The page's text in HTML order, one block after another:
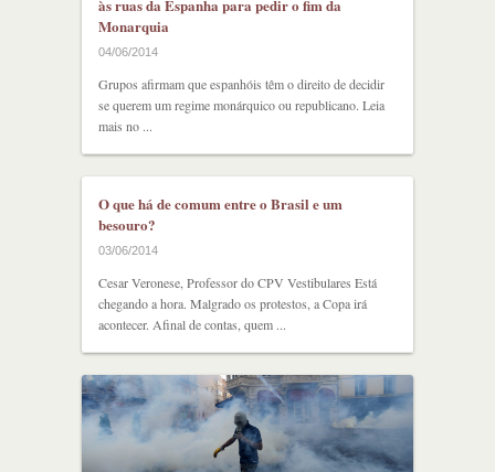
às ruas da Espanha para pedir o fim da
Monarquia
04/06/2014
Grupos afirmam que espanhóis têm o direito de decidir
se querem um regime monárquico ou republicano. Leia
mais no ...
O que há de comum entre o Brasil e um
besouro?
03/06/2014
Cesar Veronese, Professor do CPV Vestibulares Está
chegando a hora. Malgrado os protestos, a Copa irá
acontecer. Afinal de contas, quem ...